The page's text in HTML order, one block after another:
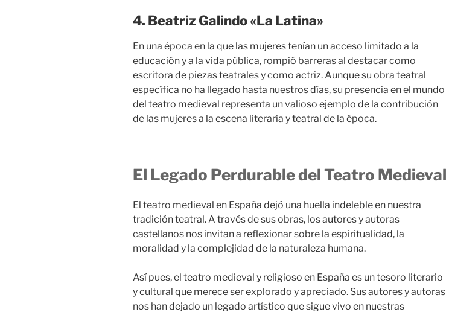
4. Beatriz Galindo «La Latina»
En una época en la que las mujeres tenían un acceso limitado a la
educación y a la vida pública, rompió barreras al destacar como
escritora de piezas teatrales y como actriz. Aunque su obra teatral
específica no ha llegado hasta nuestros días, su presencia en el mundo
del teatro medieval representa un valioso ejemplo de la contribución
de las mujeres a la escena literaria y teatral de la época.
El Legado Perdurable del Teatro Medieval
El teatro medieval en España dejó una huella indeleble en nuestra
tradición teatral. A través de sus obras, los autores y autoras
castellanos nos invitan a reflexionar sobre la espiritualidad, la
moralidad y la complejidad de la naturaleza humana.
Así pues, el teatro medieval y religioso en España es un tesoro literario
y cultural que merece ser explorado y apreciado. Sus autores y autoras
nos han dejado un legado artístico que sigue vivo en nuestras